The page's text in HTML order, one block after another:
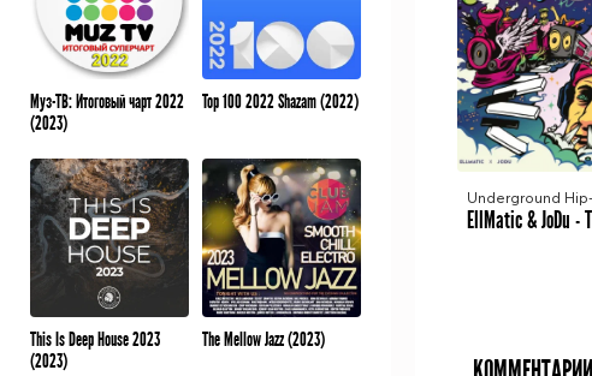
Муз-ТВ: Итоговый чарт 2022
(2023)
Top 100 2022 Shazam (2022)
This Is Deep House 2023
(2023)
The Mellow Jazz (2023)